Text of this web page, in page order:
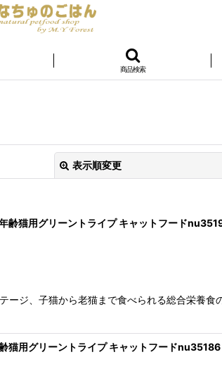
商品検索
表示順変更
齢猫用グリーントライプ キャットフード
ージ、子猫から老猫まで食べられる総合栄養
猫用グリーントライプ キャットフードnu35186